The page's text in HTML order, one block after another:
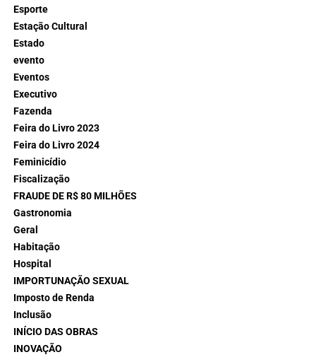
Esporte
Estação Cultural
Estado
evento
Eventos
Executivo
Fazenda
Feira do Livro 2023
Feira do Livro 2024
Feminicídio
Fiscalização
FRAUDE DE R$ 80 MILHÕES
Gastronomia
Geral
Habitação
Hospital
IMPORTUNAÇÃO SEXUAL
Imposto de Renda
Inclusão
INÍCIO DAS OBRAS
INOVAÇÃO